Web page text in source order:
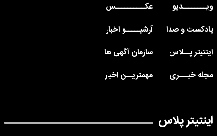
ویــــــــدیو
عکــــــــــس
پادکست و صدا
آرشیـــــو اخبار
اینتیتر پــلاس
سازمان آگهی ها
مجله خبـــری
مهمتریــن اخبار
اینتیتر پلاس